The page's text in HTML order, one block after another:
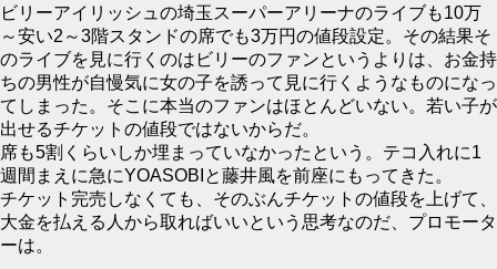
ビリーアイリッシュの埼玉スーパーアリーナのライブも10万
～安い2～3階スタンドの席でも3万円の値段設定。その結果そ
のライブを見に行くのはビリーのファンというよりは、お金持
ちの男性が自慢気に女の子を誘って見に行くようなものになっ
てしまった。そこに本当のファンはほとんどいない。若い子が
出せるチケットの値段ではないからだ。
席も5割くらいしか埋まっていなかったという。テコ入れに1
週間まえに急にYOASOBIと藤井風を前座にもってきた。
チケット完売しなくても、そのぶんチケットの値段を上げて、
大金を払える人から取ればいいという思考なのだ、プロモータ
ーは。